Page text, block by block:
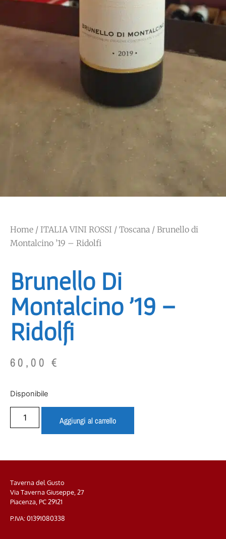
Home / ITALIA VINI ROSSI / Toscana / Brunello di
Montalcino ’19 – Ridolfi
Brunello Di
Montalcino ’19 –
Ridolfi
60,00€
Disponibile
Aggiungi al carrello
Taverna del Gusto
Via Taverna Giuseppe, 27
Piacenza, PC29121
P.IVA: 01391080338